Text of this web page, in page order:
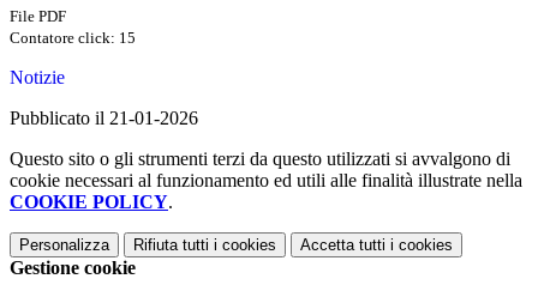
File PDF
Contatore click: 15
Notizie
Pubblicato il 21-01-2026
Questo sito o gli strumenti terzi da questo utilizzati si avvalgono di
cookie necessari al funzionamento ed utili alle finalità illustrate nella
COOKIE POLICY.
Personalizza Rifiuta tutti i cookies Accetta tutti i cookies
Gestione cookie